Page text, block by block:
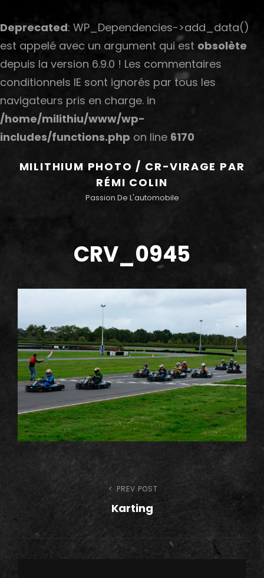
Deprecated: WP_Dependencies->add_data()
est appelé avec un argument qui est obsolète
depuis la version 6.9.0 ! Les commentaires
conditionnels IE sont ignorés par tous les
navigateurs pris en charge. in
/home/milithiu/www/wp-
includes/functions.php on line 6170
MILITHIUM PHOTO / CR-VIRAGE PAR
RÉMI COLIN
Passion De L'automobile
CRV_0945
Navigation
l’article
Previous
Post
PREV POST
Karting